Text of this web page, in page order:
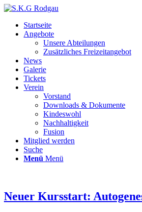
Startseite
Angebote
Unsere Abteilungen
Zusätzliches Freizeitangebot
News
Galerie
Tickets
Verein
Vorstand
Downloads & Dokumente
Kindeswohl
Nachhaltigkeit
Fusion
Mitglied werden
Suche
Menü Menü
Neuer Kursstart: